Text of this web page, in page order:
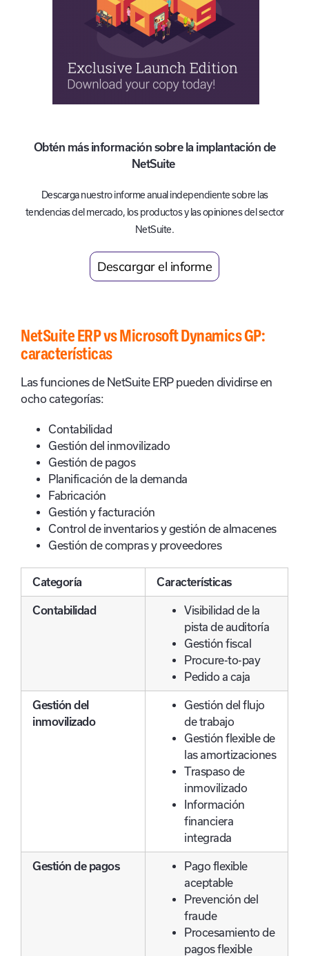
Obtén más información sobre la implantación de
NetSuite
Descarga nuestro informe anual independiente sobre las
tendencias del mercado, los productos y las opiniones del sector
NetSuite.
Descargar el informe
NetSuite ERP vs Microsoft Dynamics GP:
características
Las funciones de NetSuite ERP pueden dividirse en
ocho categorías:
Contabilidad
Gestión del inmovilizado
Gestión de pagos
Planificación de la demanda
Fabricación
Gestión y facturación
Control de inventarios y gestión de almacenes
Gestión de compras y proveedores
Categoría Características
Contabilidad
Visibilidad de la
pista de auditoría
Gestión fiscal
Procure-to-pay
Pedido a caja
Gestión del
inmovilizado
Gestión del flujo
de trabajo
Gestión flexible de
las amortizaciones
Traspaso de
inmovilizado
Información
financiera
integrada
Gestión de pagos
Pago flexible
aceptable
Prevención del
fraude
Procesamiento de
pagos flexible